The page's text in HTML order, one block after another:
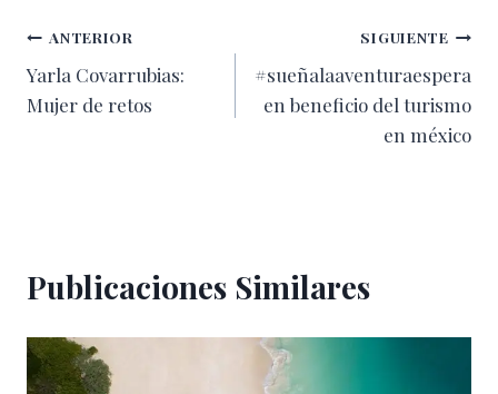
Navegación
de
ANTERIOR
Yarla Covarrubias:
Mujer de retos
SIGUIENTE
#sueñalaaventuraespera
en beneficio del turismo
en méxico
Publicaciones Similares